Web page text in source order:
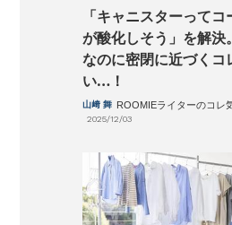
「キャニスターってコ
が酸化しそう」を解決
なのに密閉に近づくコ
い…！
山﨑 舞 ROOMIEライターのコレ
2025/12/03